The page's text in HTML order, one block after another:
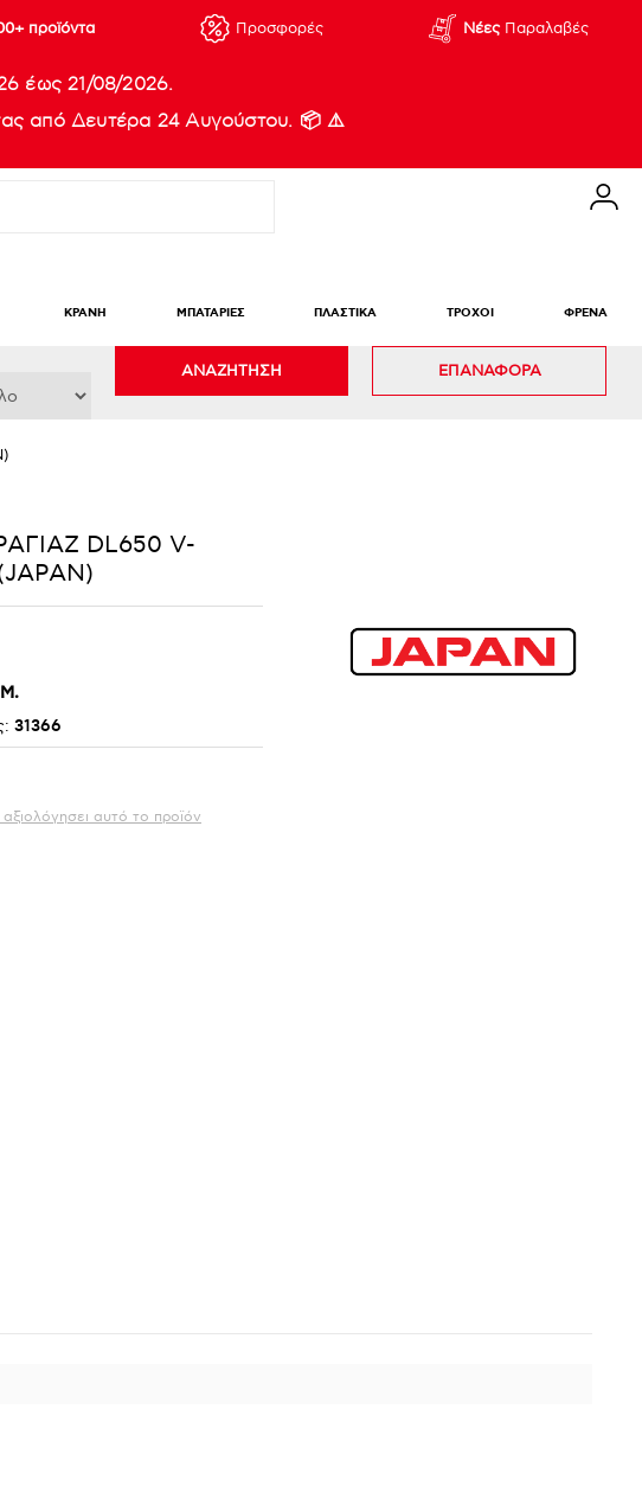
προϊόντα Προσφορές ΝέεςΠαραλαβές
έως 21/08/2026.
από Δευτέρα 24 Αυγούστου. 📦 ⚠️
ΚΡΑΝΗ ΜΠΑΤΑΡΙΕΣ ΠΛΑΣΤΙΚΑ ΤΡΟΧΟΙ ΦΡΕΝΑ
ΑΝΑΖΗΤΗΣΗ ΕΠΑΝΑΦΟΡΑ
DL650 V-
31366
αυτό το προϊόν